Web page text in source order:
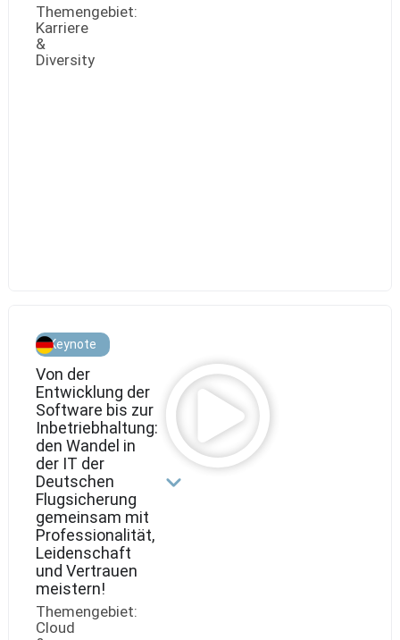
Themengebiet:
Karriere
&
Diversity
Keynote
Von der
Entwicklung der
Software bis zur
Inbetriebhaltung:
den Wandel in
der IT der
Deutschen
Flugsicherung
gemeinsam mit
Professionalität,
Leidenschaft
und Vertrauen
meistern!
Themengebiet:
Cloud